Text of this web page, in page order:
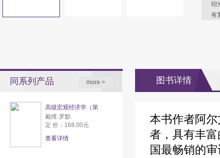
绍
有
同系列产品 more >
高级宏观经济学（第
戴维·罗默
定 价：168.00元
查看详情
图书详情
本书作者阿
者，具有丰
国最畅销的